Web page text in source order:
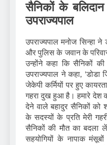
सैनिकों के
उपराज्यपाल
उपराज्यपाल मनोज सिन्हा
और पुलिस के जवान के
उन्होंने कहा कि सैनिकों
उपराज्यपाल ने कहा, 'डोडा
जेकेपी कर्मियों पर हुए
गहरा दुख हुआ है। हमारे देश
देने वाले बहादुर सैनिकों को
के सदस्यों के प्रति मेरी
सैनिकों की मौत का
सहयोगियों के नापाक